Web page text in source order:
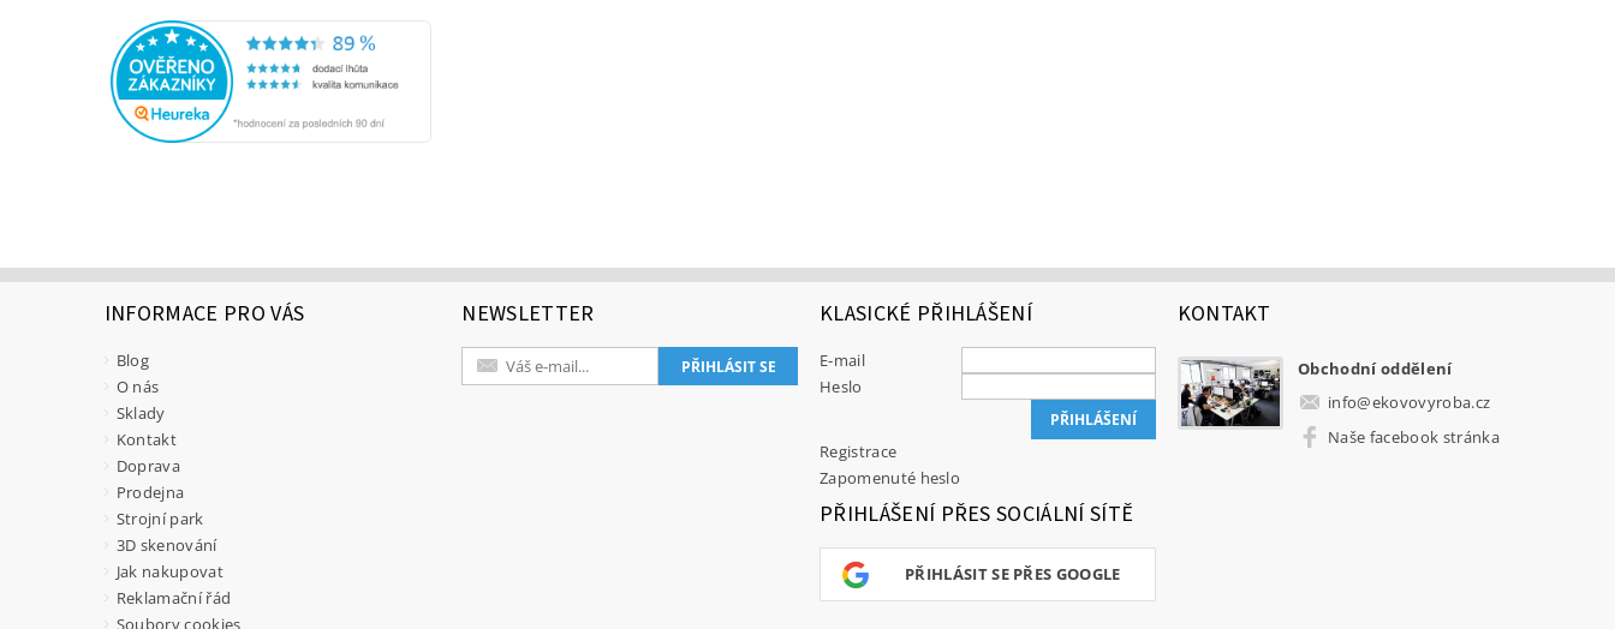
INFORMACE PRO VÁS
Blog
O nás
Sklady
Kontakt
Doprava
Prodejna
Strojní park
3D skenování
Jak nakupovat
Reklamační řád
Soubory cookies
NEWSLETTER KLASICKÉ PŘIHLÁŠENÍ
E-mail
Heslo
Registrace
Zapomenuté heslo
PŘIHLÁŠENÍ PŘES SOCIÁLNÍ SÍTĚ
PŘIHLÁSIT SE PŘES GOOGLE
KONTAKT
Obchodní oddělení
info@ekovovyroba.cz
Naše facebook stránka